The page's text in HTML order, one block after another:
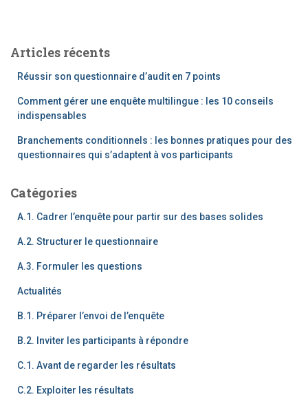
Articles récents
Réussir son questionnaire d’audit en 7 points
Comment gérer une enquête multilingue : les 10 conseils
indispensables
Branchements conditionnels : les bonnes pratiques pour des
questionnaires qui s’adaptent à vos participants
Catégories
A.1. Cadrer l’enquête pour partir sur des bases solides
A.2. Structurer le questionnaire
A.3. Formuler les questions
Actualités
B.1. Préparer l’envoi de l’enquête
B.2. Inviter les participants à répondre
C.1. Avant de regarder les résultats
C.2. Exploiter les résultats